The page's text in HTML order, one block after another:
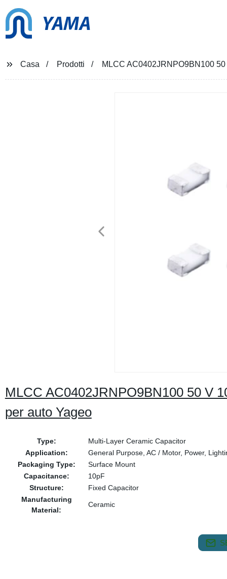
YAMA
Casa Prodotti MLCC AC0402JRNPO9BN100
MLCC AC0402JRNPO9BN100 50 V
per auto Yageo
Type:
Multi-Layer Ceramic Capacitor
Application:
General Purpose, AC / Motor, Power,
Packaging Type:
Surface Mount
Capacitance:
10pF
Structure:
Fixed Capacitor
Manufacturing
Material:
Ceramic